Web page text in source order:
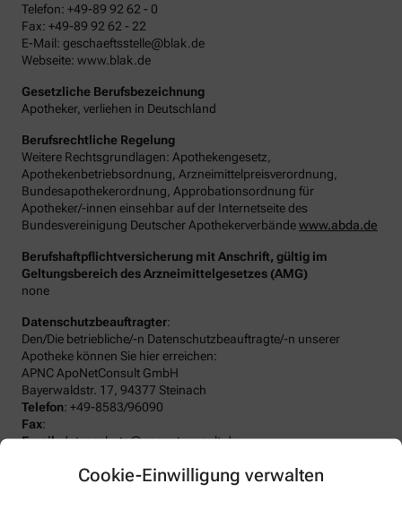
Cookie-Einwilligung verwalten
Telefon: +49-89 92 62 - 0
Fax: +49-89 92 62 - 22
E-Mail: geschaeftsstelle@blak.de
Webseite: www.blak.de
Gesetzliche Berufsbezeichnung
Apotheker, verliehen in Deutschland
Berufsrechtliche Regelung
Weitere Rechtsgrundlagen: Apothekengesetz,
Apothekenbetriebsordnung, Arzneimittelpreisverordnung,
Bundesapothekerordnung, Approbationsordnung für
Apotheker/-innen einsehbar auf der Internetseite des
Bundesvereinigung Deutscher Apothekerverbändewww.abda.de
Berufshaftpflichtversicherung mit Anschrift, gültig im
Geltungsbereich des Arzneimittelgesetzes (AMG)
none
Datenschutzbeauftragter:
Den/Die betriebliche/-n Datenschutzbeauftragte/-n unserer
Apotheke können Sie hier erreichen:
APNC ApoNetConsult GmbH
Bayerwaldstr. 17, 94377 Steinach
Telefon: +49-8583/96090
Fax:
Email:datenschutz@aponetconsult.de